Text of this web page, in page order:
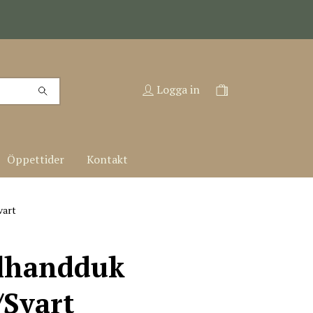
Logga in
Öppettider Kontakt